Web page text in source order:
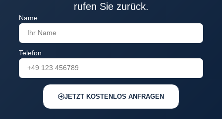
rufen Sie zurück.
Name
Telefon
JETZT KOSTENLOS ANFRAGEN